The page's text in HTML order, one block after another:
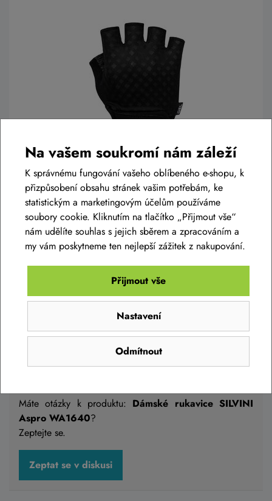
Dámské rukavice SILVINI Gaiona WA2415
black
599 Kč
Skladem eshop
,M,L
Detail
Diskuse k produktu
Máte otázky k produktu: Dámské rukavice SILVINI
Aspro WA1640?
Zeptejte se.
Zeptat se v diskusi
Na vašem soukromí nám záleží
K správnému fungování vašeho oblíbeného e-shopu, k
přizpůsobení obsahu stránek vašim potřebám, ke
statistickým a marketingovým účelům používáme
soubory cookie. Kliknutím na tlačítko „Přijmout vše“
nám udělíte souhlas s jejich sběrem a zpracováním a
my vám poskytneme ten nejlepší zážitek z nakupování.
Odmítnout
Nastavení
Přijmout vše